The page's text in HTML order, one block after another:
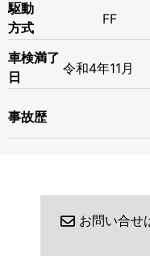
駆動
方式
FF
車検満了
日
令和4年11月
事故歴
お問い合せ